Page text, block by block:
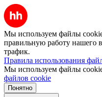
Мы используем файлы
правильную работу нашего
трафик.
Правила использования
Мы используем файлы
файлов cookie
Понятно